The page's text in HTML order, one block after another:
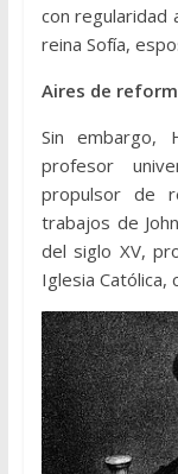
con regularidad
reina Sofía,
Aires de
Sin embargo,
profesor
propulsor de
trabajos de
del siglo XV,
Iglesia Católica,